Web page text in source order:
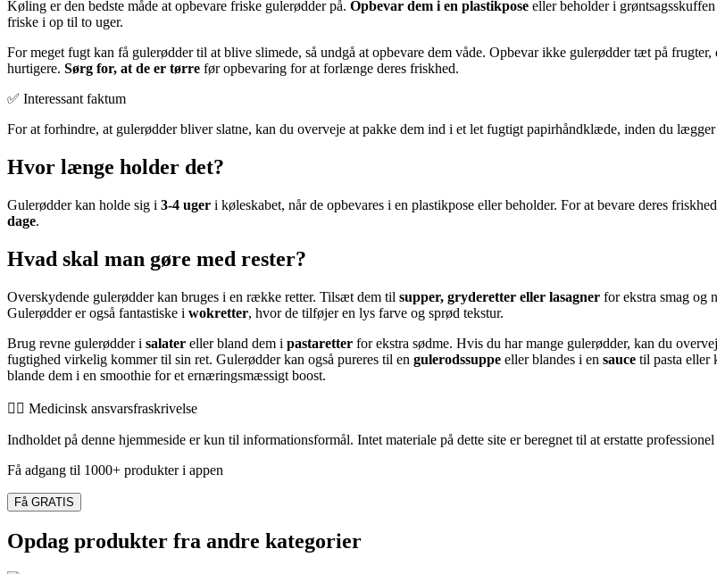
Køling er den bedste måde at opbevare friske gulerødder på. Opbevar dem i en plastikpose eller beholder i
friske i op til to uger.
For meget fugt kan få gulerødder til at blive slimede, så undgå at opbevare dem våde. Opbevar ikke gulerødder tæt på
hurtigere. Sørg for, at de er tørre før opbevaring for at forlænge deres friskhed.
✅ Interessant faktum
For at forhindre, at gulerødder bliver slatne, kan du overveje at pakke dem ind i et let fugtigt papirhåndklæde, inden du
Hvor længe holder det?
Gulerødder kan holde sig i 3-4 uger i køleskabet, når de opbevares i en plastikpose eller beholder. For at bevare deres
dage.
Hvad skal man gøre med rester?
Overskydende gulerødder kan bruges i en række retter. Tilsæt dem til supper, gryderetter eller lasagner for ekstra smag og
Gulerødder er også fantastiske i wokretter, hvor de tilføjer en lys farve og sprød tekstur.
Brug revne gulerødder i salater eller bland dem i pastaretter for ekstra sødme. Hvis du har mange gulerødder, kan du
fugtighed virkelig kommer til sin ret. Gulerødder kan også pureres til en gulerodssuppe eller blandes i en sauce til pasta eller
blande dem i en smoothie for et ernæringsmæssigt boost.
👨‍⚕️️ Medicinsk ansvarsfraskrivelse
Indholdet på denne hjemmeside er kun til informationsformål. Intet materiale på dette site er beregnet til at erstatte
Få adgang til 1000+ produkter i appen
Få GRATIS
Opdag produkter fra andre kategorier